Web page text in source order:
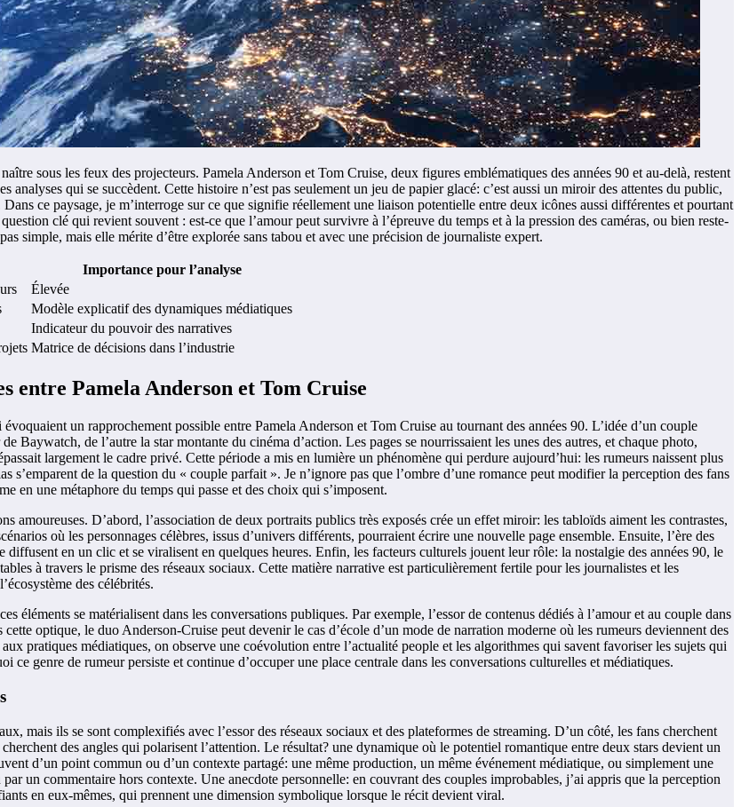
sous les feux des projecteurs. Pamela Anderson et Tom Cruise, deux figures emblématiques des années 90 et au-delà, restent
qui se succèdent. Cette histoire n’est pas seulement un jeu de papier glacé: c’est aussi un miroir des attentes du public,
ce paysage, je m’interroge sur ce que signifie réellement une liaison potentielle entre deux icônes aussi différentes et pourtant
clé qui revient souvent : est-ce que l’amour peut survivre à l’épreuve du temps et à la pression des caméras, ou bien reste-
simple, mais elle mérite d’être explorée sans tabou et avec une précision de journaliste expert.
Importance pour l’analyse
Élevée
Modèle explicatif des dynamiques médiatiques
Indicateur du pouvoir des narratives
Matrice de décisions dans l’industrie
entre Pamela Anderson et Tom Cruise
un rapprochement possible entre Pamela Anderson et Tom Cruise au tournant des années 90. L’idée d’un couple
Baywatch, de l’autre la star montante du cinéma d’action. Les pages se nourrissaient les unes des autres, et chaque photo,
largement le cadre privé. Cette période a mis en lumière un phénomène qui perdure aujourd’hui: les rumeurs naissent plus
s’emparent de la question du « couple parfait ». Je n’ignore pas que l’ombre d’une romance peut modifier la perception des fans
en une métaphore du temps qui passe et des choix qui s’imposent.
amoureuses. D’abord, l’association de deux portraits publics très exposés crée un effet miroir: les tabloïds aiment les contrastes,
où les personnages célèbres, issus d’univers différents, pourraient écrire une nouvelle page ensemble. Ensuite, l’ère des
en un clic et se viralisent en quelques heures. Enfin, les facteurs culturels jouent leur rôle: la nostalgie des années 90, le
à travers le prisme des réseaux sociaux. Cette matière narrative est particulièrement fertile pour les journalistes et les
des célébrités.
éléments se matérialisent dans les conversations publiques. Par exemple, l’essor de contenus dédiés à l’amour et au couple dans
optique, le duo Anderson-Cruise peut devenir le cas d’école d’un mode de narration moderne où les rumeurs deviennent des
pratiques médiatiques, on observe une coévolution entre l’actualité people et les algorithmes qui savent favoriser les sujets qui
genre de rumeur persiste et continue d’occuper une place centrale dans les conversations culturelles et médiatiques.
mais ils se sont complexifiés avec l’essor des réseaux sociaux et des plateformes de streaming. D’un côté, les fans cherchent
des angles qui polarisent l’attention. Le résultat? une dynamique où le potentiel romantique entre deux stars devient un
d’un point commun ou d’un contexte partagé: une même production, un même événement médiatique, ou simplement une
un commentaire hors contexte. Une anecdote personnelle: en couvrant des couples improbables, j’ai appris que la perception
en eux-mêmes, qui prennent une dimension symbolique lorsque le récit devient viral.